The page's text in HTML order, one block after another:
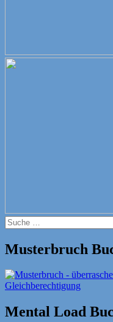
Suche
nach:
Musterbruch
Mental Load